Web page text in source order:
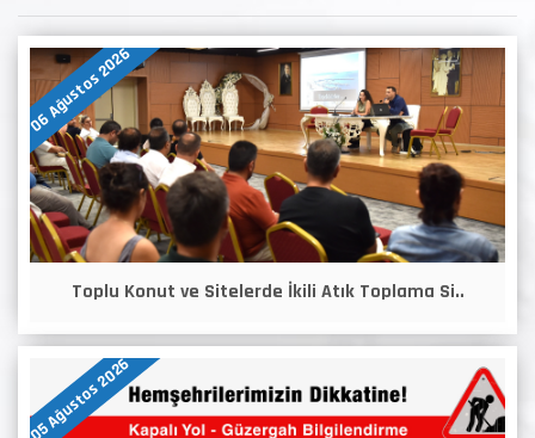
06 Ağustos 2026
Toplu Konut ve Sitelerde İkili Atık Toplama Si..
05 Ağustos 2026